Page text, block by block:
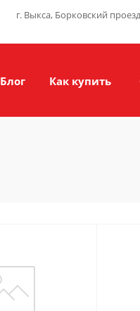
г. Выкса, Борковский
Блог Как купить